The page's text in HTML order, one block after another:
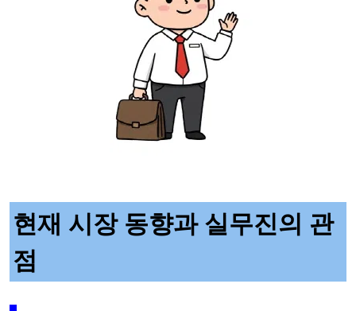
현재 시장 동향과 실무진의 관
점